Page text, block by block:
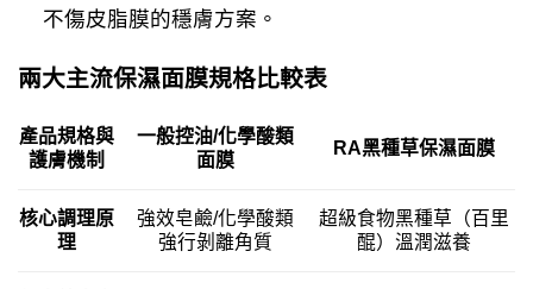
不傷皮脂膜的穩膚方案。
兩大主流保濕面膜規格比較表
產品規格與
護膚機制
一般控油/化學酸類
面膜
RA黑種草保濕面膜
核心調理原
理
強效皂鹼/化學酸類
強行剝離角質
超級食物黑種草（百里
醌）溫潤滋養